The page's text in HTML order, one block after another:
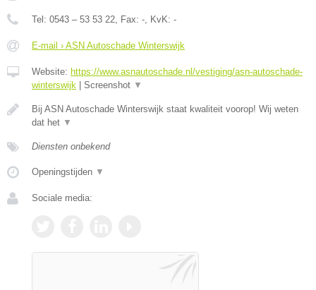
Tel: 0543 – 53 53 22, Fax: -, KvK: -
E-mail › ASN Autoschade Winterswijk
Website: https://www.asnautoschade.nl/vestiging/asn-autoschade-
winterswijk
Screenshot ▼
Bij ASN Autoschade Winterswijk staat kwaliteit voorop! Wij weten
dat het ▼
Diensten onbekend
Openingstijden ▼
Sociale media: